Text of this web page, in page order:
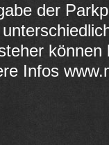
der
Infos